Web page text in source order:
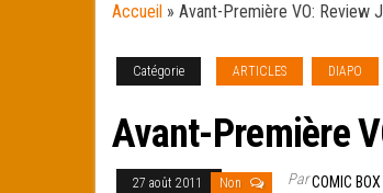
Accueil » Avant-Première VO: Review
Catégorie ARTICLES DIAPO
Avant-Première
27 août 2011 Non ParCOMIC BOX